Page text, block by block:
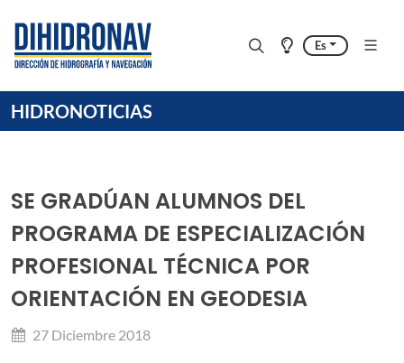
Es
HIDRONOTICIAS
SE GRADÚAN ALUMNOS DEL
PROGRAMA DE ESPECIALIZACIÓN
PROFESIONAL TÉCNICA POR
ORIENTACIÓN EN GEODESIA
27 Diciembre 2018